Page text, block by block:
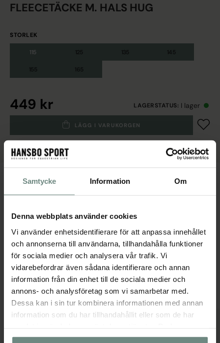
Samtycke Information Om
Denna webbplats använder cookies
Vi använder enhetsidentifierare för att anpassa innehållet
och annonserna till användarna, tillhandahålla funktioner
för sociala medier och analysera vår trafik. Vi
vidarebefordrar även sådana identifierare och annan
information från din enhet till de sociala medier och
annons- och analysföretag som vi samarbetar med.
Dessa kan i sin tur kombinera informationen med annan
information som du har tillhandahållit eller som de har
närsomhelst ändra ditt samtycke.
FLEECETÄCKE M. HALS HUG
STORLEK
115 125 135 145
155 165
449 kr LAGERSTATUS: I lager
LÄGG I VARUKORGEN
PRODUKTBESKRIVNING
stilfull brun passpoal. Slät utsida, mjukt flossad fleece på insidan
som transporterar bort fukten ifrån hästen och lägger det på utsidan
av täcket. Funktionella kryssgjordar samt svansrem. Frontspänne
med karborr. Perfekt för egen brodyr.
Populära produkter